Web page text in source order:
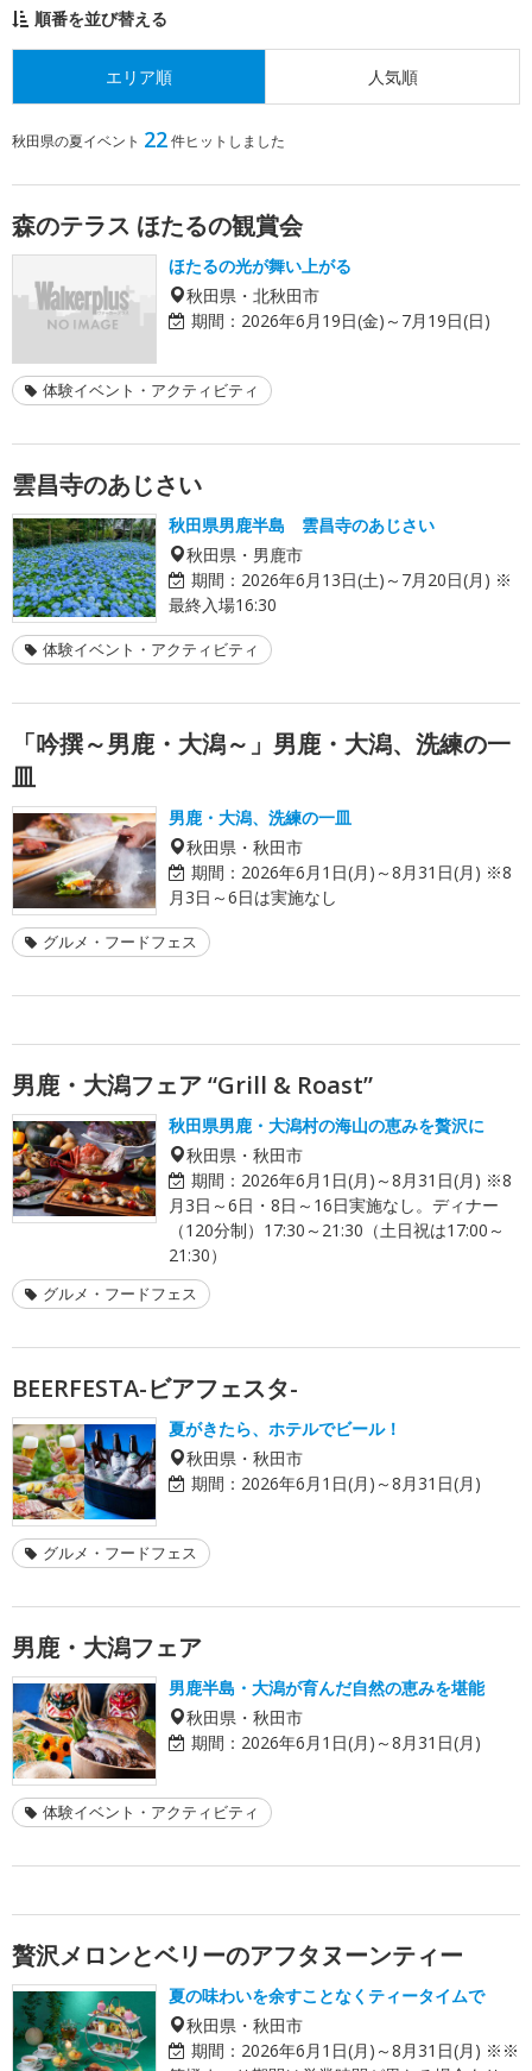
順番を並び替える
エリア順 人気順
秋田県の夏イベント 22件ヒットしました
森のテラス ほたるの観賞会
ほたるの光が舞い上がる
秋田県・北秋田市
期間： 2026年6月19日(金)～7月19日(日)
体験イベント・アクティビティ
雲昌寺のあじさい
秋田県男鹿半島 雲昌寺のあじさい
秋田県・男鹿市
期間： 2026年6月13日(土)～7月20日(月) ※
最終入場16:30
体験イベント・アクティビティ
「吟撰～男鹿・大潟～」男鹿・大潟、洗練の一
皿
男鹿・大潟、洗練の一皿
秋田県・秋田市
期間： 2026年6月1日(月)～8月31日(月) ※8
月3日～6日は実施なし
グルメ・フードフェス
男鹿・大潟フェア “Grill & Roast”
秋田県男鹿・大潟村の海山の恵みを贅沢に
秋田県・秋田市
期間： 2026年6月1日(月)～8月31日(月) ※8
月3日～6日・8日～16日実施なし。ディナー
（120分制）17:30～21:30（土日祝は17:00～
21:30）
グルメ・フードフェス
BEERFESTA-ビアフェスタ-
夏がきたら、ホテルでビール！
秋田県・秋田市
期間： 2026年6月1日(月)～8月31日(月)
グルメ・フードフェス
男鹿・大潟フェア
男鹿半島・大潟が育んだ自然の恵みを堪能
秋田県・秋田市
期間： 2026年6月1日(月)～8月31日(月)
体験イベント・アクティビティ
贅沢メロンとベリーのアフタヌーンティー
夏の味わいを余すことなくティータイムで
秋田県・秋田市
期間： 2026年6月1日(月)～8月31日(月) ※※